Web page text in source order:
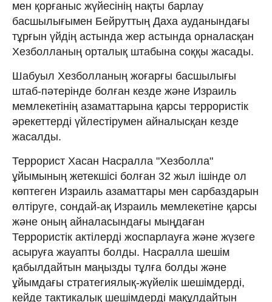
мен қорғаныс жүйесінің нақты барлау
басшылығымен Бейруттың Даха ауданындағы
тұрғын үйдің астында жер астында орналасқан
Хезболланың орталық штабына соққы жасады.
Шабуыл Хезболланың жоғарғы басшылығы
штаб-пәтерінде болған кезде және Израиль
мемлекетінің азаматтарына қарсы террористік
әрекеттерді үйлестірумен айналысқан кезде
жасалды.
Террорист Хасан Насралла "Хезболла"
ұйымының жетекшісі болған 32 жыл ішінде ол
көптеген Израиль азаматтары мен сарбаздарын
өлтіруге, сондай-ақ Израиль мемлекетіне қарсы
және оның айналасындағы мыңдаған
Террористік актілерді жоспарлауға және жүзеге
асыруға жауапты болды. Насралла шешім
қабылдайтын маңызды тұлға болды және
ұйымдағы стратегиялық-жүйелік шешімдерді,
кейде тактикалық шешімдерді мақұлдайтын